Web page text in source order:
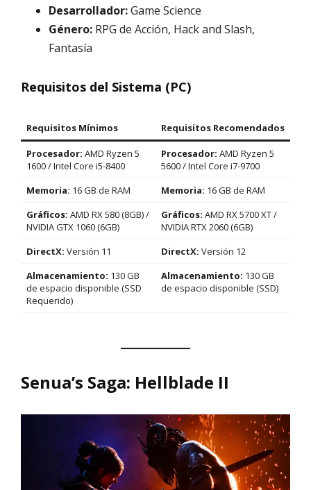
Desarrollador:Game Science
Género: RPG de Acción, Hack and Slash,
Fantasía
Requisitos del Sistema (PC)
Requisitos Mínimos Requisitos Recomendados
Procesador: AMD Ryzen 5
1600 / Intel Core i5-8400
Procesador: AMD Ryzen 5
5600 / Intel Core i7-9700
Memoria: 16 GB de RAM Memoria: 16 GB de RAM
Gráficos: AMD RX 580 (8GB) /
NVIDIA GTX 1060 (6GB)
Gráficos: AMD RX 5700 XT /
NVIDIA RTX 2060 (6GB)
DirectX: Versión 11 DirectX: Versión 12
Almacenamiento: 130 GB
de espacio disponible (SSD
Requerido)
Almacenamiento: 130 GB
de espacio disponible (SSD)
Senua’s Saga: Hellblade II